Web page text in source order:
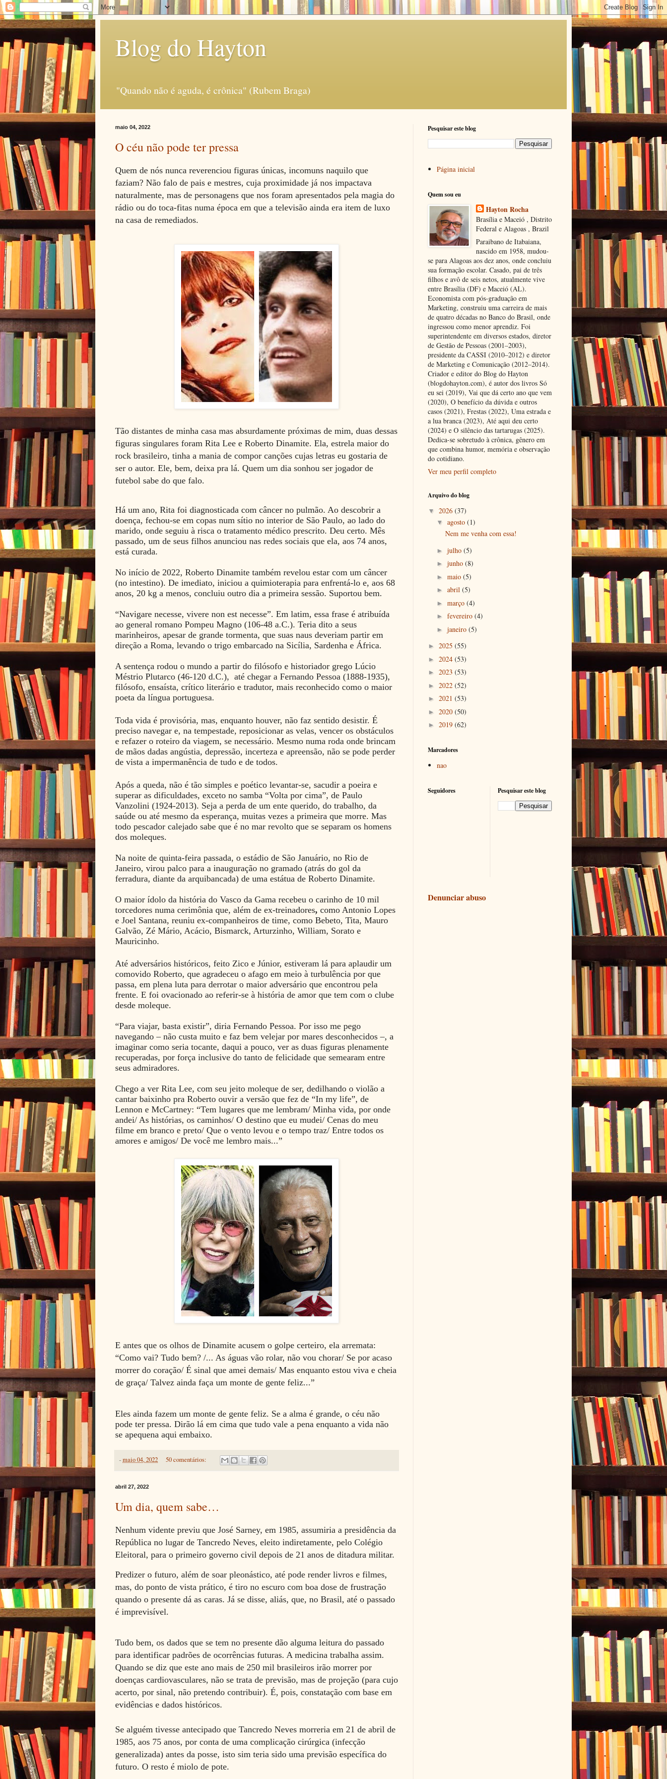
Blog do Hayton
"Quando não é aguda, é crônica" (Rubem Braga)
maio 04, 2022
O céu não pode ter pressa
Quem de nós nunca reverenciou figuras únicas, incomuns naquilo que
faziam? Não falo de pais e mestres, cuja proximidade já nos impactava
naturalmente, mas de personagens que nos foram apresentados pela magia do
rádio ou do toca-fitas numa época em que a televisão ainda era item de luxo
na casa de remediados.
Tão distantes de minha casa mas absurdamente próximas de mim, duas dessas
figuras singulares foram Rita Lee e Roberto Dinamite. Ela, estrela maior do
rock brasileiro, tinha a mania de compor canções cujas letras eu gostaria de
ser o autor. Ele, bem, deixa pra lá. Quem um dia sonhou ser jogador de
futebol sabe do que falo.
Há um ano, Rita foi diagnosticada com câncer no pulmão. Ao descobrir a
doença, fechou-se em copas num sítio no interior de São Paulo, ao lado do
marido, onde seguiu à risca o tratamento médico prescrito. Deu certo. Mês
passado, um de seus filhos anunciou nas redes sociais que ela, aos 74 anos,
está curada.
No início de 2022, Roberto Dinamite também revelou estar com um câncer
(no intestino). De imediato, iniciou a quimioterapia para enfrentá-lo e, aos 68
anos, 20 kg a menos, concluiu outro dia a primeira sessão. Suportou bem.
“Navigare necesse, vivere non est necesse”. Em latim, essa frase é atribuída
ao general romano Pompeu Magno (106-48 a.C.). Teria dito a seus
marinheiros, apesar de grande tormenta, que suas naus deveriam partir em
direção a Roma, levando o trigo embarcado na Sicília, Sardenha e África.
A sentença rodou o mundo a partir do filósofo e historiador grego Lúcio
Méstrio Plutarco (46-120 d.C.), até chegar a Fernando Pessoa (1888-1935),
filósofo, ensaísta, crítico literário e tradutor, mais reconhecido como o maior
poeta da língua portuguesa.
Toda vida é provisória, mas, enquanto houver, não faz sentido desistir. É
preciso navegar e, na tempestade, reposicionar as velas, vencer os obstáculos
e refazer o roteiro da viagem, se necessário. Mesmo numa roda onde brincam
de mãos dadas angústia, depressão, incerteza e apreensão, não se pode perder
de vista a impermanência de tudo e de todos.
Após a queda, não é tão simples e poético levantar-se, sacudir a poeira e
superar as dificuldades, exceto no samba “Volta por cima”, de Paulo
Vanzolini (1924-2013). Seja a perda de um ente querido, do trabalho, da
saúde ou até mesmo da esperança, muitas vezes a primeira que morre. Mas
todo pescador calejado sabe que é no mar revolto que se separam os homens
dos moleques.
Na noite de quinta-feira passada, o estádio de São Januário, no Rio de
Janeiro, virou palco para a inauguração no gramado (atrás do gol da
ferradura, diante da arquibancada) de uma estátua de Roberto Dinamite.
O maior ídolo da história do Vasco da Gama recebeu o carinho de 10 mil
torcedores numa cerimônia que, além de ex-treinadores, como Antonio Lopes
e Joel Santana, reuniu ex-companheiros de time, como Bebeto, Tita, Mauro
Galvão, Zé Mário, Acácio, Bismarck, Arturzinho, William, Sorato e
Mauricinho.
Até adversários históricos, feito Zico e Júnior, estiveram lá para aplaudir um
comovido Roberto, que agradeceu o afago em meio à turbulência por que
passa, em plena luta para derrotar o maior adversário que encontrou pela
frente. E foi ovacionado ao referir-se à história de amor que tem com o clube
desde moleque.
“Para viajar, basta existir”, diria Fernando Pessoa. Por isso me pego
navegando – não custa muito e faz bem velejar por mares desconhecidos –, a
imaginar como seria tocante, daqui a pouco, ver as duas figuras plenamente
recuperadas, por força inclusive do tanto de felicidade que semearam entre
seus admiradores.
Chego a ver Rita Lee, com seu jeito moleque de ser, dedilhando o violão a
cantar baixinho pra Roberto ouvir a versão que fez de “In my life”, de
Lennon e McCartney: “Tem lugares que me lembram/ Minha vida, por onde
andei/ As histórias, os caminhos/ O destino que eu mudei/ Cenas do meu
filme em branco e preto/ Que o vento levou e o tempo traz/ Entre todos os
amores e amigos/ De você me lembro mais...”
E antes que os olhos de Dinamite acusem o golpe certeiro, ela arremata:
“Como vai? Tudo bem? /... As águas vão rolar, não vou chorar/ Se por acaso
morrer do coração/ É sinal que amei demais/ Mas enquanto estou viva e cheia
de graça/ Talvez ainda faça um monte de gente feliz...”
Eles ainda fazem um monte de gente feliz. Se a alma é grande, o céu não
pode ter pressa. Dirão lá em cima que tudo vale a pena enquanto a vida não
se apequena aqui embaixo.
-maio 04, 2022 50 comentários:
abril 27, 2022
Um dia, quem sabe…
Nenhum vidente previu que José Sarney, em 1985, assumiria a presidência da
República no lugar de Tancredo Neves, eleito indiretamente, pelo Colégio
Eleitoral, para o primeiro governo civil depois de 21 anos de ditadura militar.
Predizer o futuro, além de soar pleonástico, até pode render livros e filmes,
mas, do ponto de vista prático, é tiro no escuro com boa dose de frustração
quando o presente dá as caras. Já se disse, aliás, que, no Brasil, até o passado
é imprevisível.
Tudo bem, os dados que se tem no presente dão alguma leitura do passado
para identificar padrões de ocorrências futuras. A medicina trabalha assim.
Quando se diz que este ano mais de 250 mil brasileiros irão morrer por
doenças cardiovasculares, não se trata de previsão, mas de projeção (para cujo
acerto, por sinal, não pretendo contribuir). É, pois, constatação com base em
evidências e dados históricos.
Se alguém tivesse antecipado que Tancredo Neves morreria em 21 de abril de
1985, aos 75 anos, por conta de uma complicação cirúrgica (infecção
generalizada) antes da posse, isto sim teria sido uma previsão específica do
futuro. O resto é miolo de pote.
Pesquisar este blog
Página inicial
Quem sou eu
Hayton Rocha
Brasília e Maceió , Distrito
Federal e Alagoas , Brazil
Paraibano de Itabaiana,
nascido em 1958, mudou-
se para Alagoas aos dez anos, onde concluiu
sua formação escolar. Casado, pai de três
filhos e avô de seis netos, atualmente vive
entre Brasília (DF) e Maceió (AL).
Economista com pós-graduação em
Marketing, construiu uma carreira de mais
de quatro décadas no Banco do Brasil, onde
ingressou como menor aprendiz. Foi
superintendente em diversos estados, diretor
de Gestão de Pessoas (2001–2003),
presidente da CASSI (2010–2012) e diretor
de Marketing e Comunicação (2012–2014).
Criador e editor do Blog do Hayton
(blogdohayton.com), é autor dos livros Só
eu sei (2019), Vai que dá certo ano que vem
(2020), O benefício da dúvida e outros
casos (2021), Frestas (2022), Uma estrada e
a lua branca (2023), Até aqui deu certo
(2024) e O silêncio das tartarugas (2025).
Dedica-se sobretudo à crônica, gênero em
que combina humor, memória e observação
do cotidiano.
Ver meu perfil completo
Arquivo do blog
▼ 2026 (37)
▼ agosto (1)
Nem me venha com essa!
► julho (5)
► junho (8)
► maio (5)
► abril (5)
► março (4)
► fevereiro (4)
► janeiro (5)
► 2025 (55)
► 2024 (53)
► 2023 (53)
► 2022 (52)
► 2021 (53)
► 2020 (50)
► 2019 (62)
Marcadores
nao
Seguidores Pesquisar este blog
Denunciar abuso